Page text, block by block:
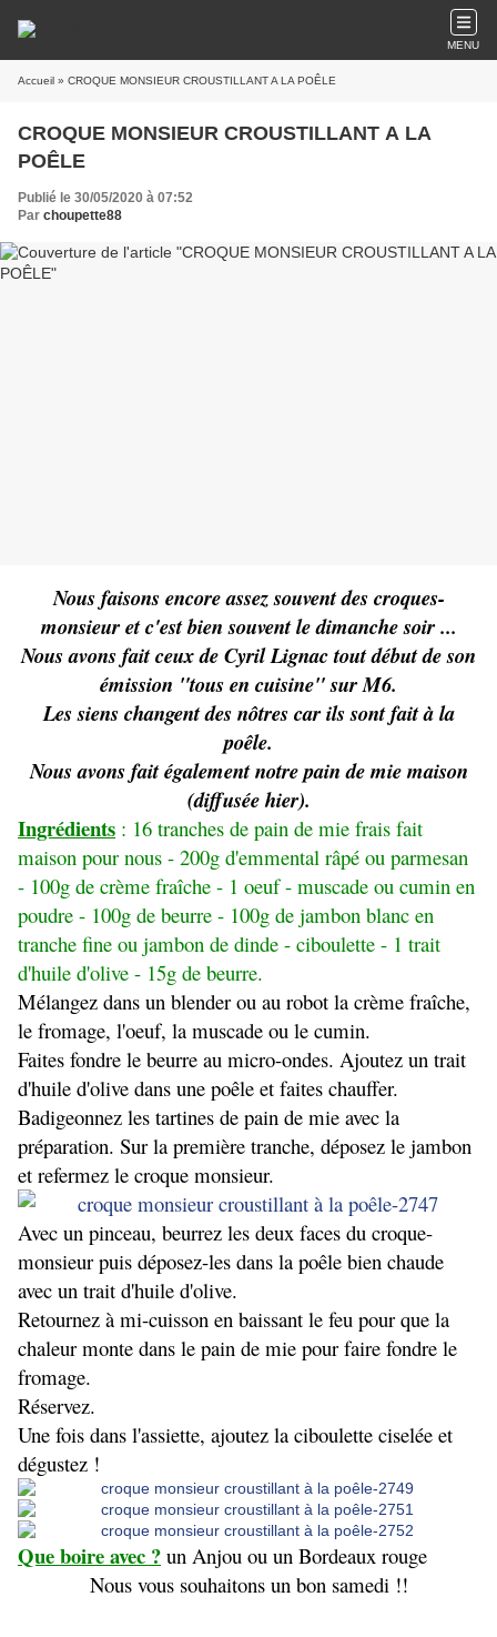
MENU
Accueil » CROQUE MONSIEUR CROUSTILLANT A LA POÊLE
CROQUE MONSIEUR CROUSTILLANT A LA
POÊLE
Publié le 30/05/2020 à 07:52
Par choupette88
Nous faisons encore assez souvent des croques-
monsieur et c'est bien souvent le dimanche soir ...
Nous avons fait ceux de Cyril Lignac tout début de son
émission "tous en cuisine" sur M6.
Les siens changent des nôtres car ils sont fait à la
poêle.
Nous avons fait également notre pain de mie maison
(diffusée hier).
Ingrédients : 16 tranches de pain de mie frais fait
maison pour nous - 200g d'emmental râpé ou parmesan
- 100g de crème fraîche - 1 oeuf - muscade ou cumin en
poudre - 100g de beurre - 100g de jambon blanc en
tranche fine ou jambon de dinde - ciboulette - 1 trait
d'huile d'olive - 15g de beurre.
Mélangez dans un blender ou au robot la crème fraîche,
le fromage, l'oeuf, la muscade ou le cumin.
Faites fondre le beurre au micro-ondes. Ajoutez un trait
d'huile d'olive dans une poêle et faites chauffer.
Badigeonnez les tartines de pain de mie avec la
préparation. Sur la première tranche, déposez le jambon
et refermez le croque monsieur.
Avec un pinceau, beurrez les deux faces du croque-
monsieur puis déposez-les dans la poêle bien chaude
avec un trait d'huile d'olive.
Retournez à mi-cuisson en baissant le feu pour que la
chaleur monte dans le pain de mie pour faire fondre le
fromage.
Réservez.
Une fois dans l'assiette, ajoutez la ciboulette ciselée et
dégustez !
Que boire avec ? un Anjou ou un Bordeaux rouge
Nous vous souhaitons un bon samedi !!